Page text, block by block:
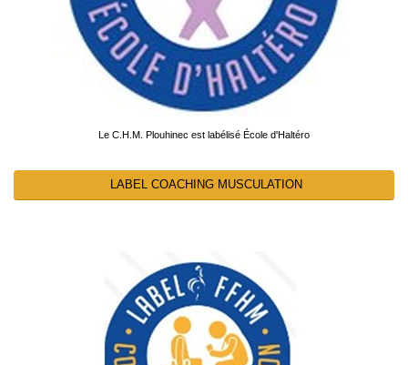
Le C.H.M. Plouhinec est labélisé École d'Haltéro
LABEL COACHING MUSCULATION